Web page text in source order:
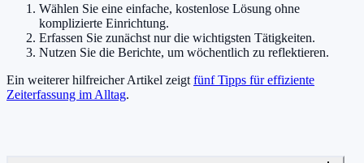
Wählen Sie eine einfache, kostenlose Lösung ohne
komplizierte Einrichtung.
Erfassen Sie zunächst nur die wichtigsten Tätigkeiten.
Nutzen Sie die Berichte, um wöchentlich zu reflektieren.
Ein weiterer hilfreicher Artikel zeigt fünf Tipps für effiziente
Zeiterfassung im Alltag.